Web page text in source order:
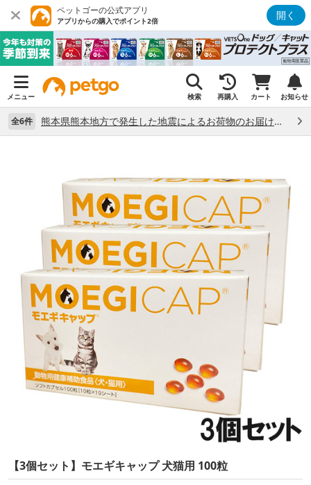
ペットゴーの公式アプリ
アプリからの購入でポイント2倍 開く
メニュー 検索 再購入 カート お知らせ
全6件 熊本県熊本地方で発生した地震によるお荷物のお届け状況について （7/28）
【3個セット】モエギキャップ 犬猫用 100粒